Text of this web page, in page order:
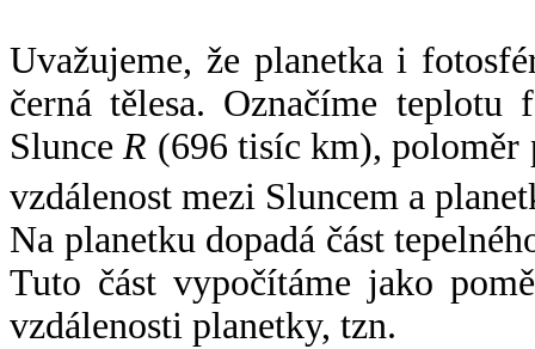
Uvažujeme, že planetka i
černá tělesa. Označíme
SlunceR (696 tisíc km),
vzdálenost mezi Sluncem a
Na planetku dopadá část
Tuto část vypočítáme jako
vzdálenosti planetky, tzn.